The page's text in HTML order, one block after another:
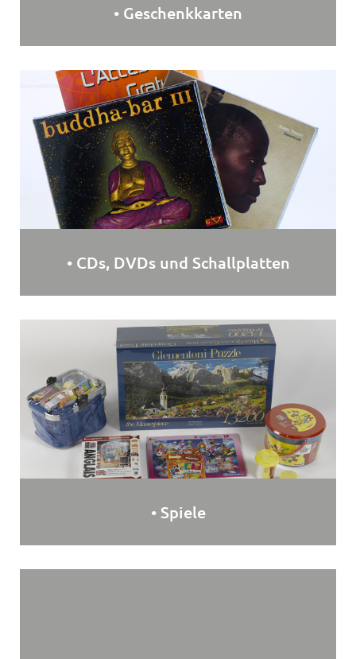
• Geschenkkarten
• CDs, DVDs und Schallplatten
• Spiele